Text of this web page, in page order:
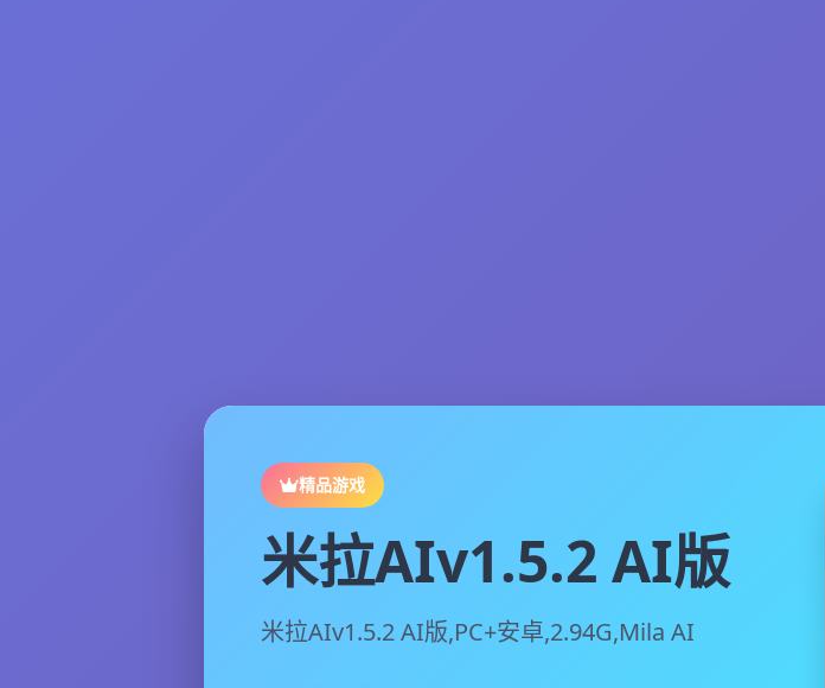
精品游戏
米拉AIv1.5.2 AI版
米拉AIv1.5.2 AI版,PC+安卓,2.94G,Mila AI